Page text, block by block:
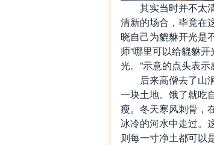
其实当时并不太清
清新的场合，毕竟在
晓自己为貔貅开光是
师“哪里可以给貔貅
光。”示意的点头表示
后来高僧去了山涧
一块土地。饿了就吃
瘦。冬天寒风刺骨，
冰冷的河水中走过。
则每一寸净土都可以